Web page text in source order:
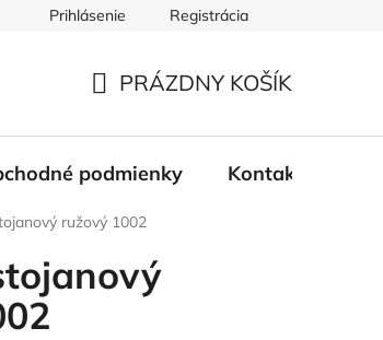
Prihlásenie Registrácia
KOŠÍK
PRÁZDNY KOŠÍK
podmienky Kontakty
ružový 1002